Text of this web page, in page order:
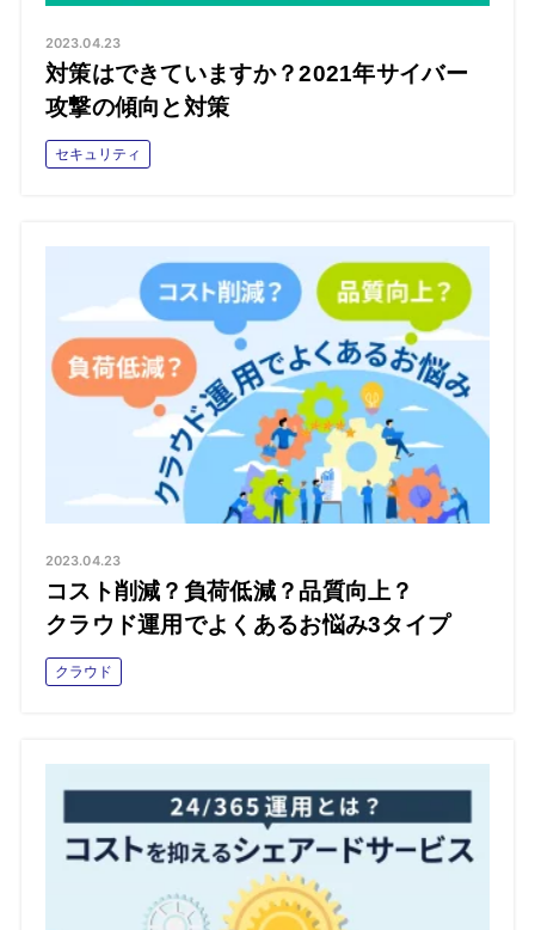
2023.04.23
対策はできていますか？2021年サイバー
攻撃の傾向と対策
セキュリティ
2023.04.23
コスト削減？負荷低減？品質向上？
クラウド運用でよくあるお悩み3タイプ
クラウド